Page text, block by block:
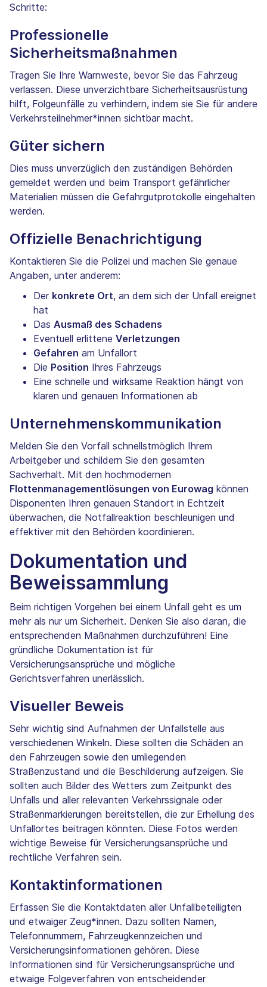
Schritte:
Professionelle
Sicherheitsmaßnahmen
Tragen Sie Ihre Warnweste, bevor Sie das Fahrzeug
verlassen. Diese unverzichtbare Sicherheitsausrüstung
hilft, Folgeunfälle zu verhindern, indem sie Sie für andere
Verkehrsteilnehmer*innen sichtbar macht.
Güter sichern
Dies muss unverzüglich den zuständigen Behörden
gemeldet werden und beim Transport gefährlicher
Materialien müssen die Gefahrgutprotokolle eingehalten
werden.
Offizielle Benachrichtigung
Kontaktieren Sie die Polizei und machen Sie genaue
Angaben, unter anderem:
Der konkrete Ort, an dem sich der Unfall ereignet
hat
Das Ausmaß des Schadens
Eventuell erlittene Verletzungen
Gefahren am Unfallort
Die Position Ihres Fahrzeugs
Eine schnelle und wirksame Reaktion hängt von
klaren und genauen Informationen ab
Unternehmenskommunikation
Melden Sie den Vorfall schnellstmöglich Ihrem
Arbeitgeber und schildern Sie den gesamten
Sachverhalt. Mit den hochmodernen
Flottenmanagementlösungen von Eurowag können
Disponenten Ihren genauen Standort in Echtzeit
überwachen, die Notfallreaktion beschleunigen und
effektiver mit den Behörden koordinieren.
Dokumentation und
Beweissammlung
Beim richtigen Vorgehen bei einem Unfall geht es um
mehr als nur um Sicherheit. Denken Sie also daran, die
entsprechenden Maßnahmen durchzuführen! Eine
gründliche Dokumentation ist für
Versicherungsansprüche und mögliche
Gerichtsverfahren unerlässlich.
Visueller Beweis
Sehr wichtig sind Aufnahmen der Unfallstelle aus
verschiedenen Winkeln. Diese sollten die Schäden an
den Fahrzeugen sowie den umliegenden
Straßenzustand und die Beschilderung aufzeigen. Sie
sollten auch Bilder des Wetters zum Zeitpunkt des
Unfalls und aller relevanten Verkehrssignale oder
Straßenmarkierungen bereitstellen, die zur Erhellung des
Unfallortes beitragen könnten. Diese Fotos werden
wichtige Beweise für Versicherungsansprüche und
rechtliche Verfahren sein.
Kontaktinformationen
Erfassen Sie die Kontaktdaten aller Unfallbeteiligten
und etwaiger Zeug*innen. Dazu sollten Namen,
Telefonnummern, Fahrzeugkennzeichen und
Versicherungsinformationen gehören. Diese
Informationen sind für Versicherungsansprüche und
etwaige Folgeverfahren von entscheidender